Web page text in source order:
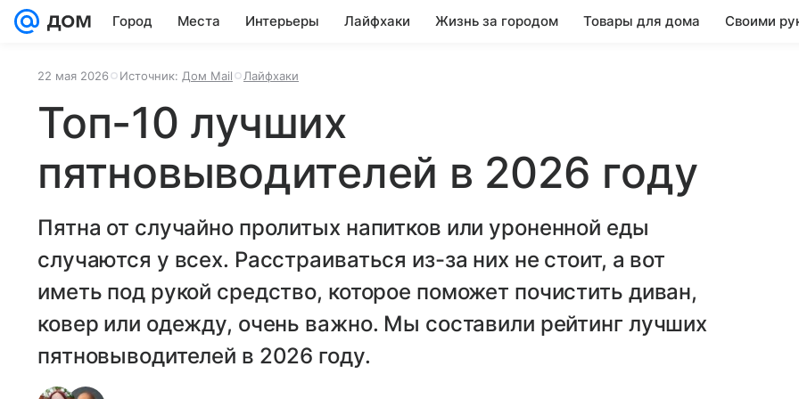
Город Места Интерьеры Лайфхаки Жизнь за городом Товары для дома Своими
22 мая 2026 Источник: Дом Mail Лайфхаки
Топ-10 лучших
пятновыводителей в 2026 году
Пятна от случайно пролитых напитков или уроненной еды
случаются у всех. Расстраиваться из-за них не стоит, а вот
иметь под рукой средство, которое поможет почистить диван,
ковер или одежду, очень важно. Мы составили рейтинг лучших
пятновыводителей в 2026 году.